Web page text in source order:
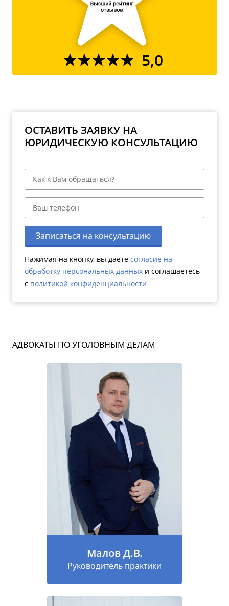
5,0
ОСТАВИТЬ ЗАЯВКУ НА
ЮРИДИЧЕСКУЮ КОНСУЛЬТАЦИЮ
Записаться на консультацию
Нажимая на кнопку, вы даете согласие на
обработку персональных данных и соглашаетесь
c политикой конфиденциальности
АДВОКАТЫ ПО УГОЛОВНЫМ ДЕЛАМ
Малов Д.В.
Руководитель практики